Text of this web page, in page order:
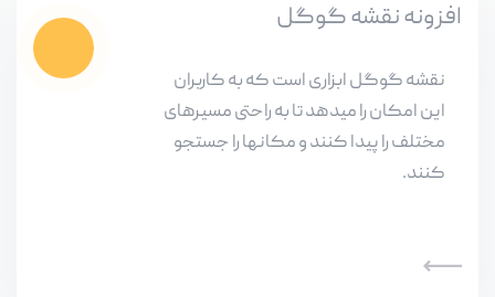
افزونه نقشه گوگل
نقشه گوگل ابزاری است که به کاربران
این امکان را میدهد تا به راحتی مسیرهای
مختلف را پیدا کنند و مکانها را جستجو
کنند.